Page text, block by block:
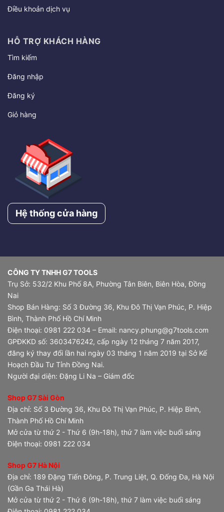
Điều khoản dịch vụ
HỖ TRỢ KHÁCH HÀNG
Tìm kiếm
Đăng nhập
Đăng ký
Giỏ hàng
Hệ thống cửa hàng
CÔNG TY TNHH G7 TOOLS
Trụ Sở: 532/2 Khu Phố 8A, Phường Tân Biên, Biên Hòa, Đồng
Nai
Shop Bán Hàng: Số 3 Đường 36, Khu Đô Thị Vạn Phúc, P. Hiệp
Bình, Thành Phố Hồ Chí Minh
Điện thoại: 0981 222 034 – Email: nancy.phung@g7tools.com
GPĐKKD số: 3603476242, cấp ngày 12 tháng 7 năm 2017,
đăng ký thay đổi lần hai ngày 03 tháng 1 năm 2019 tại Sở Kế
Hoạch Đầu Tư Tỉnh Đồng Nai.
Người đại diện: Đặng Li Na – Giám đốc
Shop G7 Sài Gòn
Địa chỉ: Số 3 Đường 36, Khu Đô Thị Vạn Phúc, P. Hiệp Bình,
Thành Phố Hồ Chí Minh
Mở cửa từ thứ 2 - Thứ 6 (9h-18h), thứ 7 làm việc buổi sáng
Điện thoại: 0981 222 034
Shop G7 Hà Nội
Địa chỉ: 189 Đặng Tiến Đông, P. Trung Liệt, Q. Đống Đa, Hà Nội
(Gần Ga Thái Hà)
Mở cửa từ thứ 2 - Thứ 6 (9h-18h), thứ 7 làm việc buổi sáng